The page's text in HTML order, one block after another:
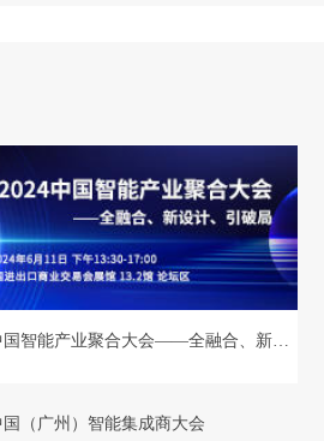
光亚论坛·2024中国智能产业聚合大会——全融合、新设计、引破局
国（广州）智能集成商大会